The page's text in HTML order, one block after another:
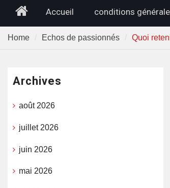
HomeAccueil conditions
Home Echos de passionnés Quoi
Archives
août 2026
juillet 2026
juin 2026
mai 2026